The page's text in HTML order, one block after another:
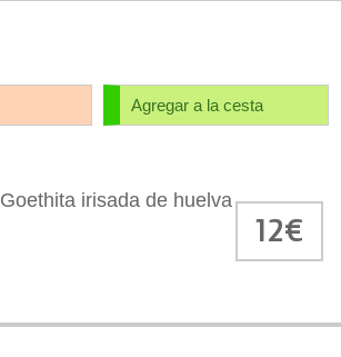
Agregar a la cesta
Goethita irisada de huelva
12€